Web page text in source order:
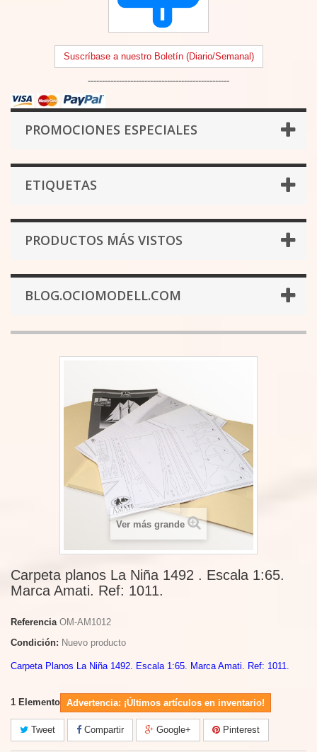
Suscríbase a nuestro Boletín (Diario/Semanal)
--------------------------------------------------
PROMOCIONES ESPECIALES
ETIQUETAS
PRODUCTOS MÁS VISTOS
BLOG.OCIOMODELL.COM
Ver más grande
Carpeta planos La Niña 1492 . Escala 1:65.
Marca Amati. Ref: 1011.
Referencia OM-AM1012
Condición: Nuevo producto
Carpeta Planos La Niña 1492. Escala 1:65. Marca Amati. Ref: 1011.
1 Elemento Advertencia: ¡Últimos artículos en inventario!
Tweet Compartir Google+ Pinterest